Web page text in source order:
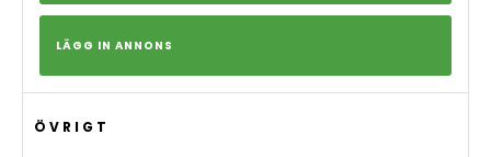
LÄGG IN ANNONS
ÖVRIGT